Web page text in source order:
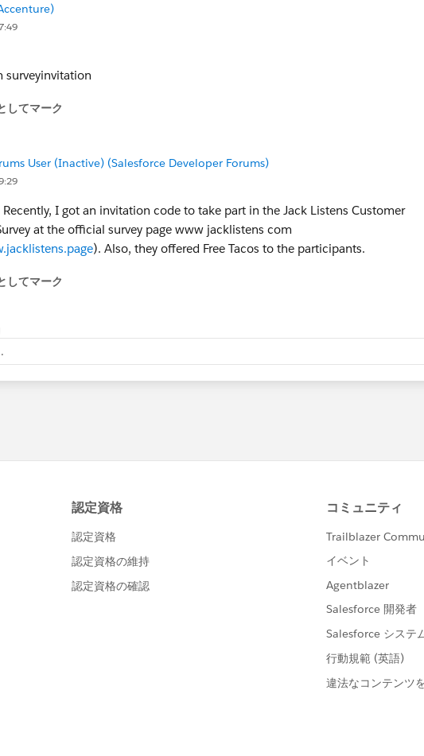
surveyinvitation
してマーク
User (Inactive) (Salesforce Developer Forums)
Recently, I got an invitation code to take part in the Jack Listens Customer
at the official survey page www jacklistens com
). Also, they offered Free Tacos to the participants.
してマーク